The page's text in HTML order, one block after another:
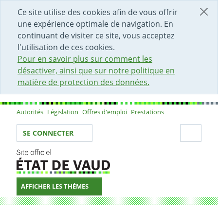
Ce site utilise des cookies afin de vous offrir
une expérience optimale de navigation. En
continuant de visiter ce site, vous acceptez
l'utilisation de ces cookies.
Pour en savoir plus sur comment les
désactiver, ainsi que sur notre politique en
matière de protection des données.
DÉBUT DU CONTENU DE LA PAGE
ACCÈS AU CHAMP DE RECHERCHE
PAGE D'ACCUEIL
FORMULAIRE DE CONTACT
Sous-navigation
Autorités Législation Offres d'emploi Prestations
Votre identité
SE CONNECTER
AFFICHER LES THÈMES